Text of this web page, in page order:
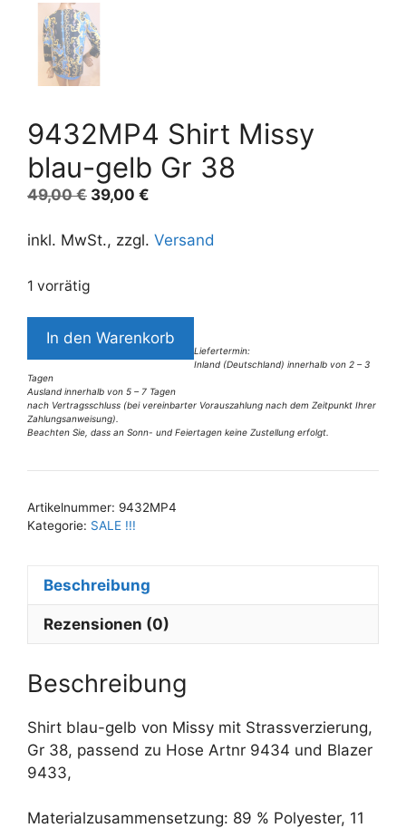
9432MP4 Shirt Missy
blau-gelb Gr 38
49,00€ Ursprünglicher
war:
39,00 €
ist:
inkl. MwSt., zzgl. Versand
1 vorrätig
9432MP4
Missy
blau-
gelb
Gr
In den Warenkorb
Liefertermin:
Inland (Deutschland) innerhalb von 2 – 3
Tagen
Ausland innerhalb von 5 – 7 Tagen
nach Vertragsschluss (bei vereinbarter Vorauszahlung nach dem Zeitpunkt Ihrer
Zahlungsanweisung).
Beachten Sie, dass an Sonn- und Feiertagen keine Zustellung erfolgt.
l
e
t
e
Artikelnummer: 9432MP4
Kategorie: SALE !!!
Beschreibung
Rezensionen (0)
Beschreibung
Shirt blau-gelb von Missy mit Strassverzierung,
Gr 38, passend zu Hose Artnr 9434 und Blazer
9433,
Materialzusammensetzung: 89 % Polyester, 11